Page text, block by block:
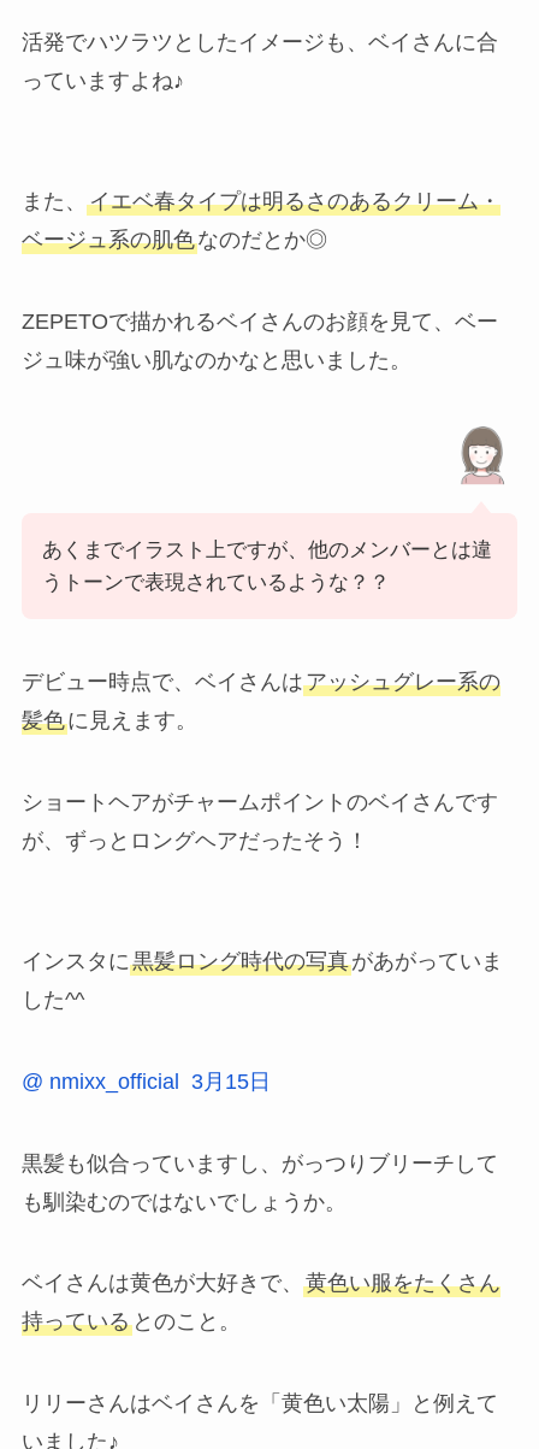
活発でハツラツとしたイメージも、ベイさんに合
っていますよね♪
また、 イエベ春タイプは明るさのあるクリーム・
ベージュ系の肌色なのだとか◎
ZEPETOで描かれるベイさんのお顔を見て、ベー
ジュ味が強い肌なのかなと思いました。
あくまでイラスト上ですが、他のメンバーとは違
うトーンで表現されているような？？
デビュー時点で、ベイさんはアッシュグレー系の
髪色に見えます。
ショートヘアがチャームポイントのベイさんです
が、ずっとロングヘアだったそう！
インスタに黒髪ロング時代の写真があがっていま
した^^
@ nmixx_official 3月15日
黒髪も似合っていますし、がっつりブリーチして
も馴染むのではないでしょうか。
ベイさんは黄色が大好きで、 黄色い服をたくさん
持っているとのこと。
リリーさんはベイさんを「黄色い太陽」と例えて
いました♪